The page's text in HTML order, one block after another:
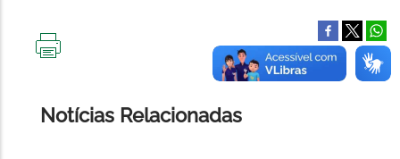
Notícias Relacionadas